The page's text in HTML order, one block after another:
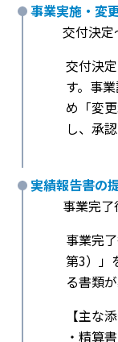
事業実施・変
交付決
交付決
す。事
め「変
し、承
実績報告書の
事業完了
事業完
第3）」
る書類
【主な
・精算